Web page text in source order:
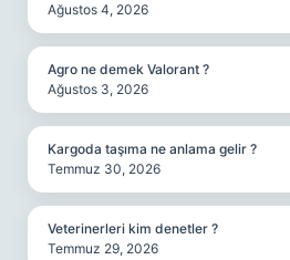
Ağustos 4, 2026
Agro ne demek Valorant ?
Ağustos 3, 2026
Kargoda taşıma ne anlama gelir ?
Temmuz 30, 2026
Veterinerleri kim denetler ?
Temmuz 29, 2026